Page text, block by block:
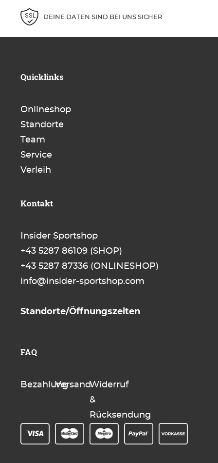
DEINE DATEN SIND BEI UNS SICHER
Quicklinks
Onlineshop
Standorte
Team
Service
Verleih
Kontakt
Insider Sportshop
+43 5287 86109 (SHOP)
+43 5287 87336 (ONLINESHOP)
info@insider-sportshop.com
Standorte/Öffnungszeiten
FAQ
BezahlungVersandWiderruf
&
Rücksendung